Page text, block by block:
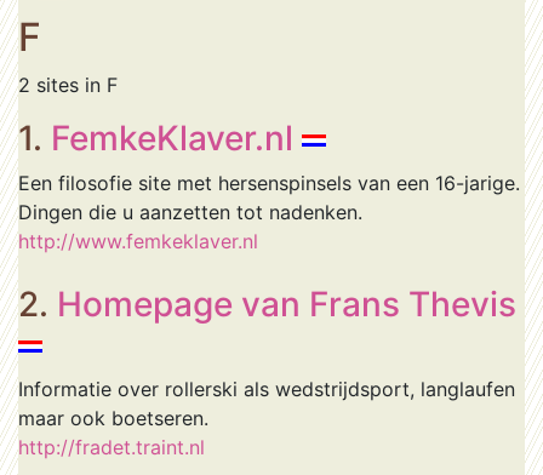
F
2 sites in F
1. FemkeKlaver.nl
Een filosofie site met hersenspinsels van een 16-jarige.
Dingen die u aanzetten tot nadenken.
http://www.femkeklaver.nl
2. Homepage van Frans Thevis
Informatie over rollerski als wedstrijdsport, langlaufen
maar ook boetseren.
http://fradet.traint.nl